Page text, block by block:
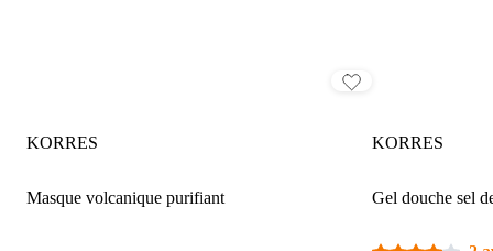
KORRES
Masque volcanique purifiant
KORRES
Gel douche sel